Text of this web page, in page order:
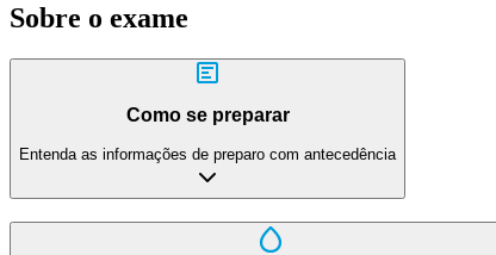
Sobre o exame
Como se preparar
Entenda as informações de preparo com antecedência